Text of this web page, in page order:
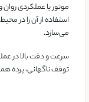
موتور با عملکردی روان
استفاده از آن را در
می‌سازد.
سرعت و دقت بالا در
توقف ناگهانی، پرده